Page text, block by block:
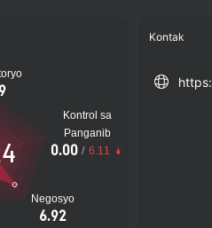
Negosyo
6.92
Kontrol sa
Panganib
0.00 / 6.11
Kontak